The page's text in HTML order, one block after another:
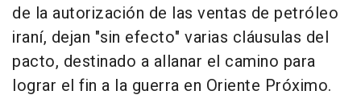
de la autorización de las ventas de petróleo
iraní, dejan "sin efecto" varias cláusulas del
pacto, destinado a allanar el camino para
lograr el fin a la guerra en Oriente Próximo.